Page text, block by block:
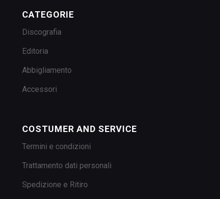
CATEGORIE
Discografia
Editoria
Abbigliamento
Accessori
COSTUMER AND SERVICE
Termini e condizioni
Trattamento dati personali
Spedizione e Ritiro